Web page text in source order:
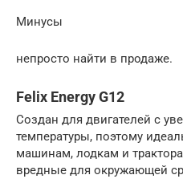
Минусы
непросто найти в продаже.
Felix Energy G12
Создан для двигателей с
температуры, поэтому
машинам, лодкам и
вредные для окружающей